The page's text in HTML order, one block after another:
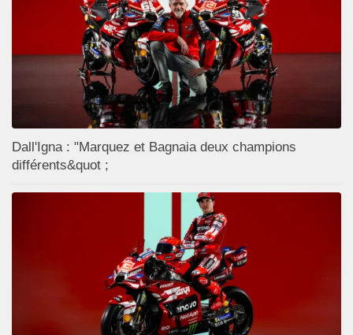
Dall'Igna : "Marquez et Bagnaia deux champions
différents&quot ;